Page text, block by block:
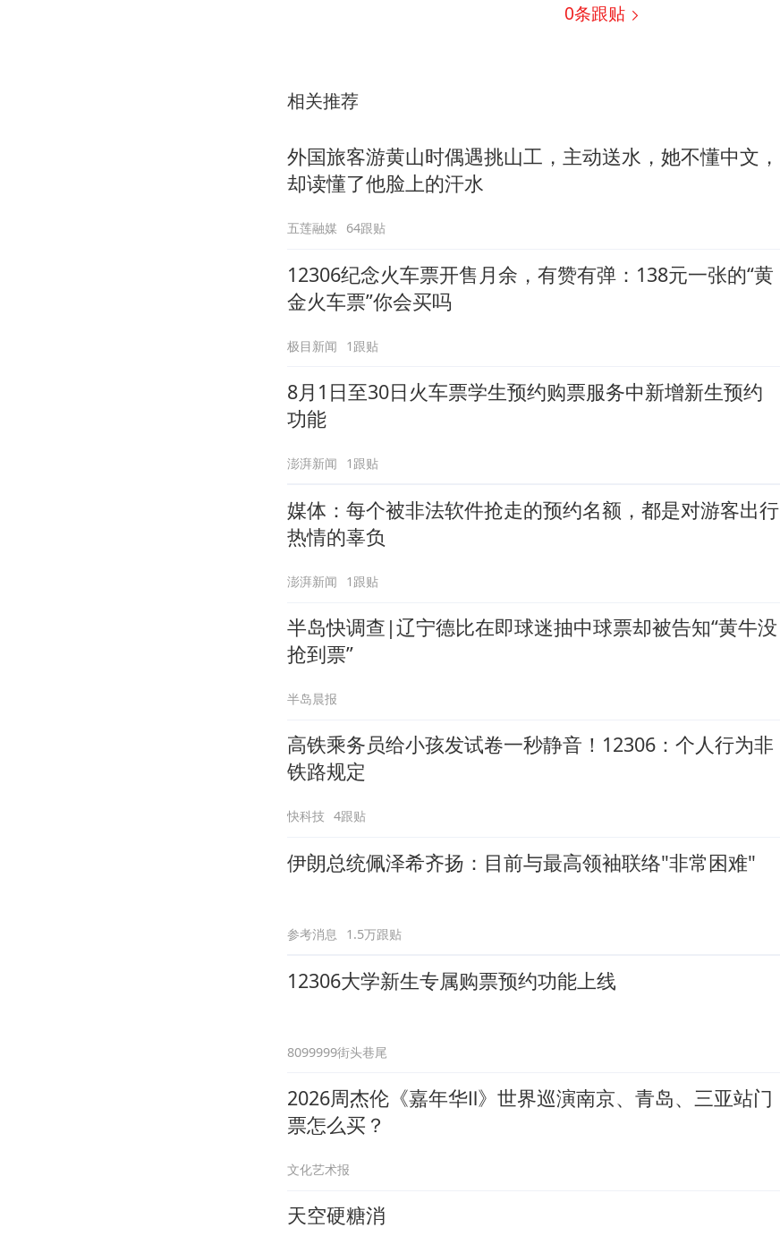
0条跟贴
相关推荐
外国旅客游黄山时偶遇挑山工，主动送水，她不懂中文，
却读懂了他脸上的汗水
五莲融媒 64跟贴
12306纪念火车票开售月余，有赞有弹：138元一张的“黄
金火车票”你会买吗
极目新闻 1跟贴
8月1日至30日火车票学生预约购票服务中新增新生预约
功能
澎湃新闻 1跟贴
媒体：每个被非法软件抢走的预约名额，都是对游客出行
热情的辜负
澎湃新闻 1跟贴
半岛快调查|辽宁德比在即球迷抽中球票却被告知“黄牛没
抢到票”
半岛晨报
高铁乘务员给小孩发试卷一秒静音！12306：个人行为非
铁路规定
快科技 4跟贴
伊朗总统佩泽希齐扬：目前与最高领袖联络"非常困难"
参考消息 1.5万跟贴
12306大学新生专属购票预约功能上线
8099999街头巷尾
2026周杰伦《嘉年华Ⅱ》世界巡演南京、青岛、三亚站门
票怎么买？
文化艺术报
天空硬糖消